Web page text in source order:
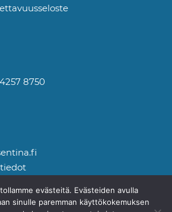
8750
evästeitä. Evästeiden avulla
sinulle paremman käyttökokemuksen